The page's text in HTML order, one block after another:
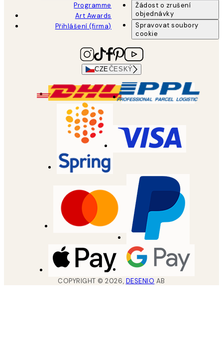
Programme
Art Awards
Přihlášení (firma)
Žádost o zrušení
objednávky
Spravovat soubory
cookie
CZEČESKÝ
COPYRIGHT ©2026, DESENIO AB